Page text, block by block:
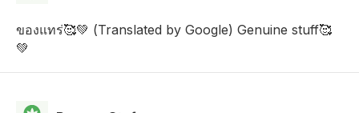
ของแทร่🥰💚 (Translated by Google) Genuine stuff🥰
💚